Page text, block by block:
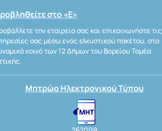
στο «Ε»
την εταιρεία σας και επικοινωνήστε τις
σας μέσω ενός ελκυστικού πακέτου, στο
κοινό των 12 Δήμων του Βορείου Τομέα
Μητρώο Ηλεκτρονικού Τύπου